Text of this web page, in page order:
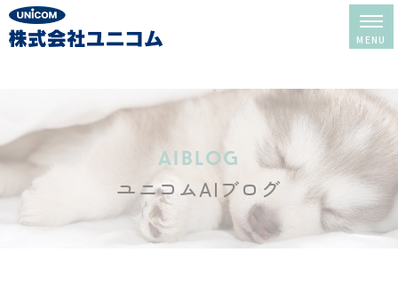
レンタル＆販売
酸素室について
酸素室の選び方
ユニコムAIブログ
aiblog